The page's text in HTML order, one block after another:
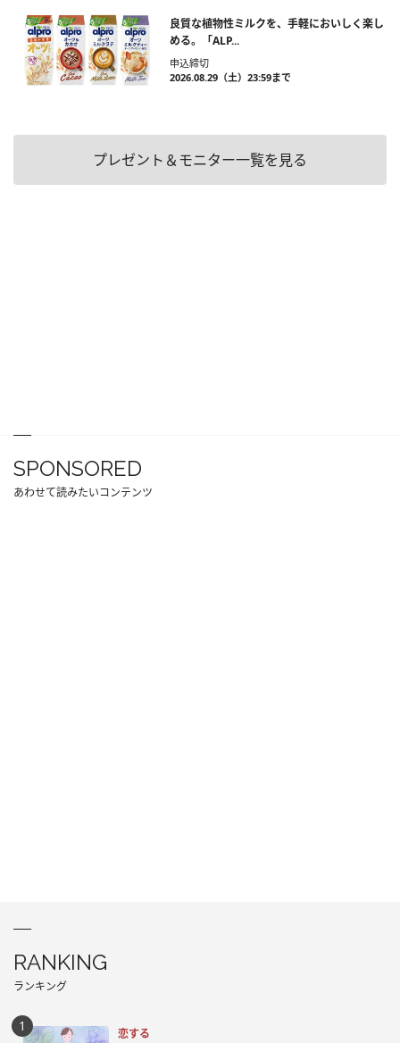
良質な植物性ミルクを、手軽においしく楽し
める。「ALP...
申込締切
2026.08.29（土）23:59まで
プレゼント＆モニター一覧を見る
SPONSORED
あわせて読みたいコンテンツ
RANKING
ランキング
恋する